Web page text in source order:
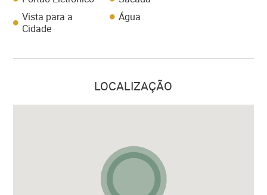
Vista para a
Cidade
Água
LOCALIZAÇÃO